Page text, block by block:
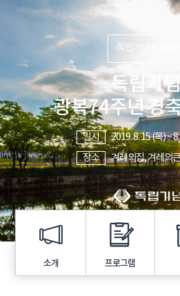
독립기념관 문화
독립기
광복74주년 경
일시
2019. 8. 15 (목) ~
장소
겨레의집, 겨레의
소개 프로그램